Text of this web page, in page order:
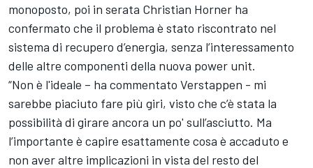
monoposto, poi in serata Christian Horner ha
confermato che il problema è stato riscontrato nel
sistema di recupero d’energia, senza l’interessamento
delle altre componenti della nuova power unit.
“Non è l'ideale – ha commentato Verstappen - mi
sarebbe piaciuto fare più giri, visto che c’è stata la
possibilità di girare ancora un po' sull’asciutto. Ma
l’importante è capire esattamente cosa è accaduto e
non aver altre implicazioni in vista del resto del